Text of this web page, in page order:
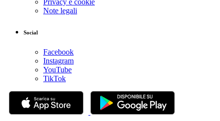
Note legali
Social
Facebook
Instagram
YouTube
TikTok